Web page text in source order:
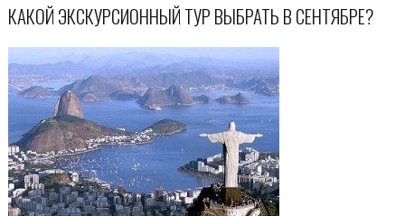
КАКОЙ ЭКСКУРСИОННЫЙ ТУР ВЫБРАТЬ В СЕНТЯБРЕ?